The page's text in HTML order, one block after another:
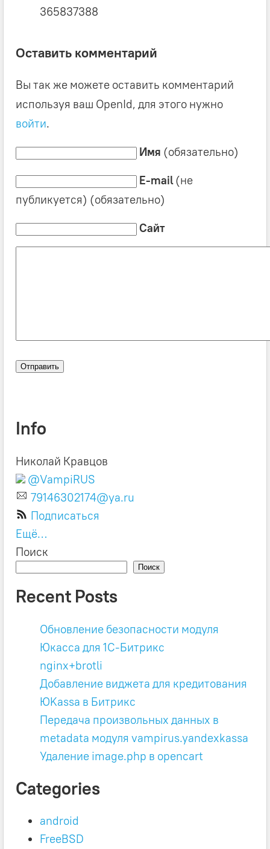
365837388
Оставить комментарий
Вы так же можете оставить комментарий
используя ваш OpenId, для этого нужно
войти.
Имя (обязательно)
E-mail(не
публикуется) (обязательно)
Сайт
Info
Николай Кравцов
@VampiRUS
79146302174@ya.ru
Подписаться
Ещё…
Поиск
Поиск
Recent Posts
Обновление безопасности модуля
Юкасса для 1C-Битрикс
nginx+brotli
Добавление виджета для кредитования
ЮKassa в Битрикс
Передача произвольных данных в
metadata модуля vampirus.yandexkassa
Удаление image.php в opencart
Categories
android
FreeBSD